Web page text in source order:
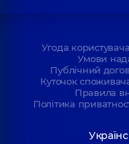
Угода
Умови
Публічний
Куточок
Правила
Політика